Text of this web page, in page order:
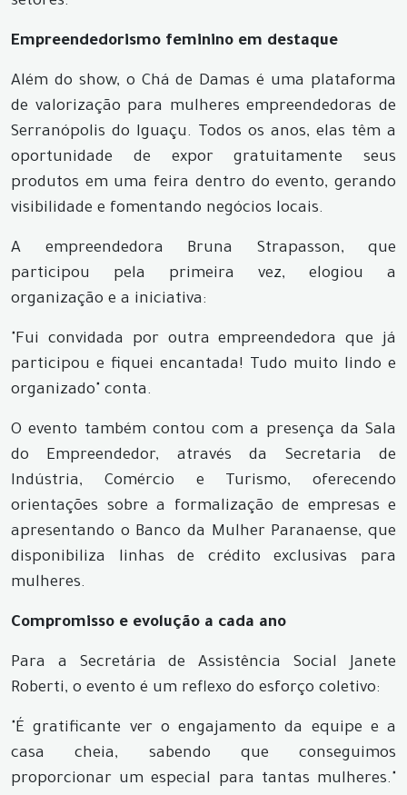
Empreendedorismo feminino em destaque
Além do show, o Chá de Damas é uma plataforma
de valorização para mulheres empreendedoras de
Serranópolis do Iguaçu. Todos os anos, elas têm a
oportunidade de expor gratuitamente seus
produtos em uma feira dentro do evento, gerando
visibilidade e fomentando negócios locais.
A empreendedora Bruna Strapasson, que
participou pela primeira vez, elogiou a
organização e a iniciativa:
"Fui convidada por outra empreendedora que já
participou e fiquei encantada! Tudo muito lindo e
organizado" conta.
O evento também contou com a presença da Sala
do Empreendedor, através da Secretaria de
Indústria, Comércio e Turismo, oferecendo
orientações sobre a formalização de empresas e
apresentando o Banco da Mulher Paranaense, que
disponibiliza linhas de crédito exclusivas para
mulheres.
Compromisso e evolução a cada ano
Para a Secretária de Assistência Social Janete
Roberti, o evento é um reflexo do esforço coletivo:
"É gratificante ver o engajamento da equipe e a
casa cheia, sabendo que conseguimos
proporcionar um especial para tantas mulheres."